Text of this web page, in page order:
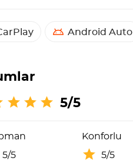
Android Auto
5/5
5/5
Konforlu
5/5